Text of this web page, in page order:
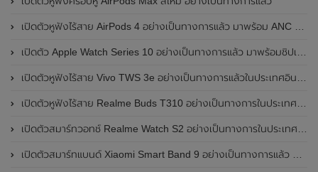
เปิดตัวหูฟังไร้สาย AirPods 4 อย่างเป็นทางการแล้ว มาพร้อม ANC และฟีเจอร์ใหม่มากมาย
เปิดตัว Apple Watch Series 10 อย่างเป็นทางการแล้ว มาพร้อมชิปเซ็ตรุ่น S10
เปิดตัวหูฟังไร้สาย Vivo TWS 3e อย่างเป็นทางการแล้วในประเทศอินเดีย มาพร้อมระบบตัดเสียงรบกวน ANC ที่ 30dB , ป้องกันฝุ่นและกันน้ำที่ระดับ IP54 , แบตเตอรี่สามารถใช้งานนานสูงสุด 36 ชั่วโมง
เปิดตัวหูฟังไร้สาย Realme Buds T310 อย่างเป็นทางการในประเทศอินเดีย มาพร้อมระบบตัดเสียงรบกวน ANC สูงสุด 46dB , เสียงรอบทิศทาง 360 องศา , แบตเตอรี่สามารถใช้งานได้นานสูงสุด 40 ชั่วโมง
เปิดตัวสมาร์ทวอทช์ Realme Watch S2 อย่างเป็นทางการในประเทศอินเดีย มาพร้อมตัวเรือนสแตนเลสสตีล , หน้าจอแสดงผล AMOLED ขนาด 1.43 นิ้ว , แบตเตอรี่ขนาดใหญ่ใช้งานได้นาน 20 วัน และรองรับคำสั่งเสียง Super AI Engine ที่ขับเคลื่อนโดย ChatGPT
เปิดตัวสมาร์ทแบนด์ Xiaomi Smart Band 9 อย่างเป็นทางการแล้ว มาพร้อมหน้าจอ AMOLED ขนาด 1.62 นิ้ว , ตัวเรือนเป็นโลหะ และแบตเตอรี่สุดอึดสามารถใช้งานได้นานถึง 21 วัน